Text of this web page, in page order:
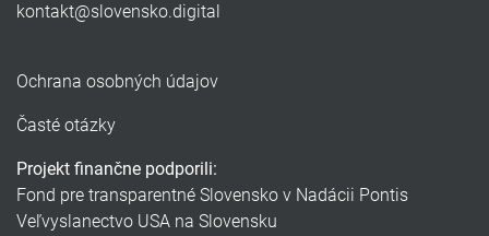
kontakt@slovensko.digital
Ochrana osobných údajov
Časté otázky
Projekt finančne podporili:
Fond pre transparentné Slovensko v Nadácii Pontis
Veľvyslanectvo USA na Slovensku